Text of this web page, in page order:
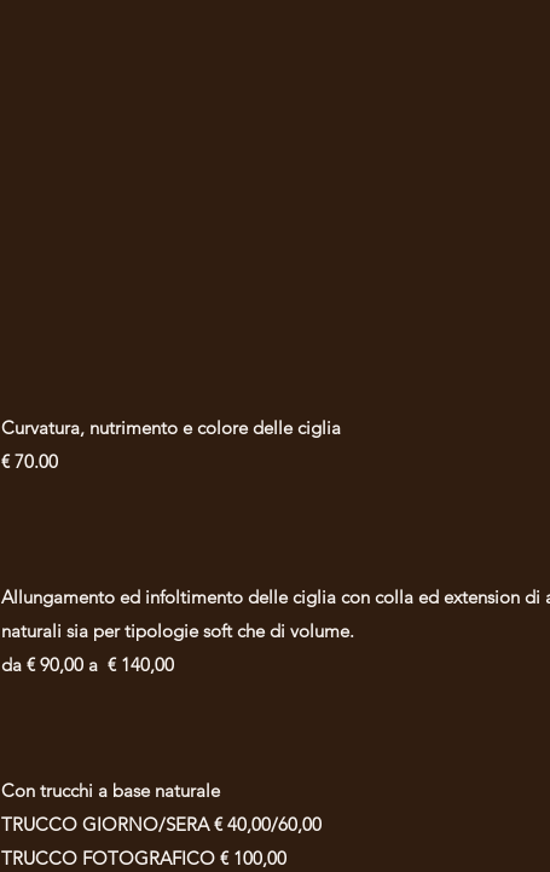
Curvatura, nutrimento e colore delle ciglia
€ 70.00
Allungamento ed infoltimento delle ciglia con colla ed extension
naturali sia per tipologie soft che di volume.
da € 90,00 a € 140,00
Con trucchi a base naturale
TRUCCO GIORNO/SERA € 40,00/60,00
TRUCCO FOTOGRAFICO € 100,00